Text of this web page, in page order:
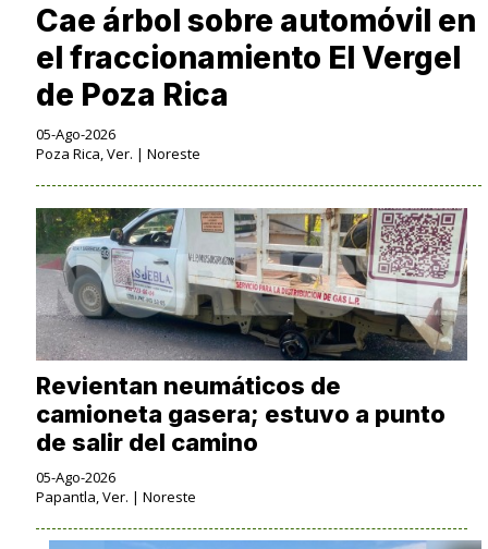
Cae árbol sobre automóvil en
el fraccionamiento El Vergel
de Poza Rica
05-Ago-2026
Poza Rica, Ver. | Noreste
Revientan neumáticos de
camioneta gasera; estuvo a punto
de salir del camino
05-Ago-2026
Papantla, Ver. | Noreste